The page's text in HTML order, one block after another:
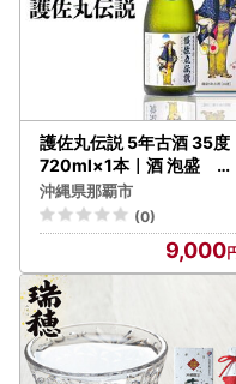
護佐丸伝説 5年古酒 35度
720ml×1本｜酒 泡盛 人
気
沖縄県那覇市
(0)
9,000